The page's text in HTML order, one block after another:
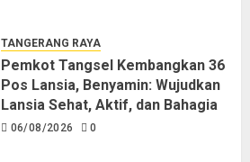
TANGERANG RAYA
Pemkot Tangsel Kembangkan 36
Pos Lansia, Benyamin: Wujudkan
Lansia Sehat, Aktif, dan Bahagia
06/08/2026 0